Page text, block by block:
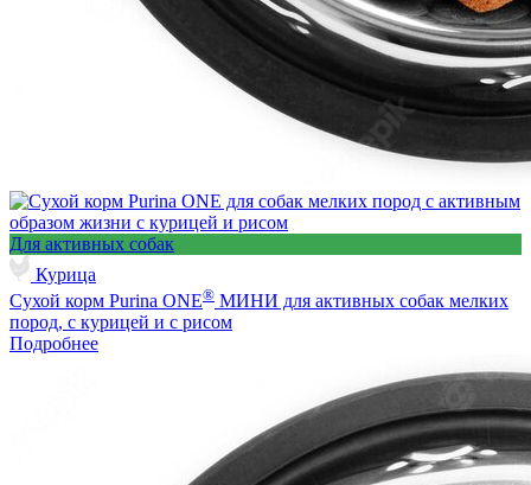
Для активных собак
Курица
Сухой корм Purina ONE® МИНИ для активных собак мелких
пород, с курицей и с рисом
Подробнее